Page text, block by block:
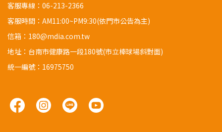
客服專線：06-213-2366
客服時間：AM11:00~PM9:30(依門市公告為主)
信箱：180@mdia.com.tw
地址：台南市健康路一段180號(市立棒球場斜對面)
統一編號：16975750